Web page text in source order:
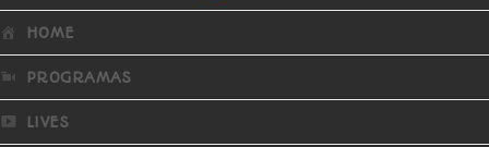
HOME
PROGRAMAS
LIVES